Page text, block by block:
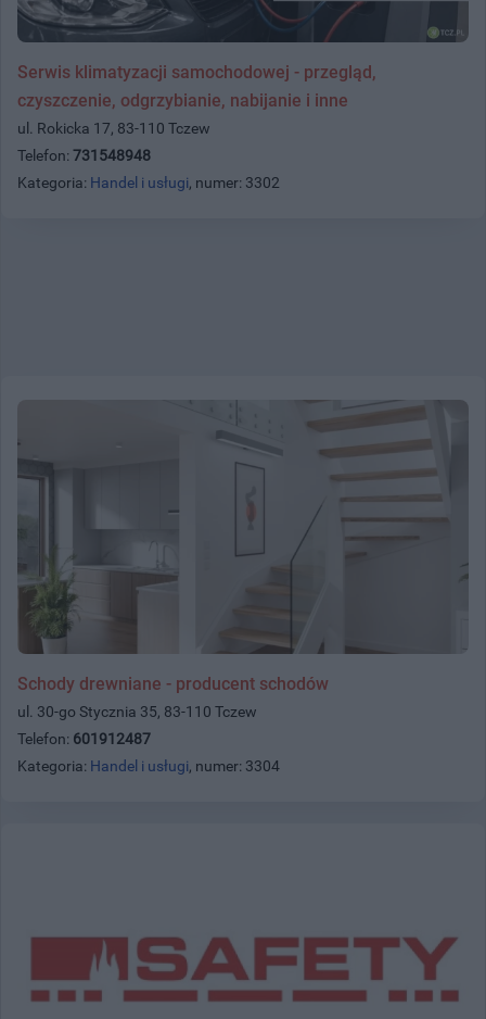
Serwis klimatyzacji samochodowej - przegląd,
czyszczenie, odgrzybianie, nabijanie i inne
ul. Rokicka 17, 83-110 Tczew
Telefon: 731548948
Kategoria: Handel i usługi, numer: 3302
Schody drewniane - producent schodów
ul. 30-go Stycznia 35, 83-110 Tczew
Telefon: 601912487
Kategoria: Handel i usługi, numer: 3304